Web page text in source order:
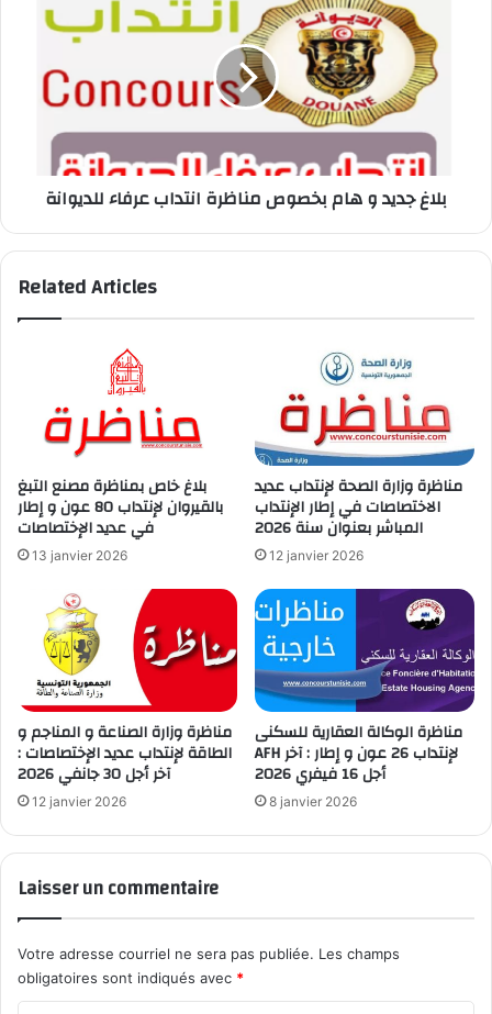
جديد
بخصوص
مناظرة
للديوانة
بلاغ جديد و هام بخصوص مناظرة انتداب عرفاء للديوانة
Related Articles
بلاغ خاص بمناظرة مصنع التبغ
بالقيروان لإنتداب 80 عون و إطار
في عديد الإختصاصات
13 janvier 2026
مناظرة وزارة الصحة لإنتداب عديد
الاختصاصات في إطار الإنتداب
المباشر بعنوان سنة 2026
12 janvier 2026
مناظرة وزارة الصناعة و المناجم و
الطاقة لإنتداب عديد الإختصاصات :
آخر أجل 30 جانفي 2026
12 janvier 2026
مناظرة الوكالة العقارية للسكنى
AFH لإنتداب 26 عون و إطار : آخر
أجل 16 فيفري 2026
8 janvier 2026
Laisser un commentaire
Votre adresse courriel ne sera pas publiée. Les champs
obligatoires sont indiqués avec *